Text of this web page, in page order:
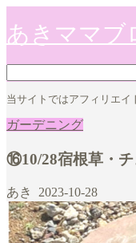
あきママブ
当サイトではアフィリエイ
ガーデニング
⑯10/28宿根草・チ
あき 2023-10-28